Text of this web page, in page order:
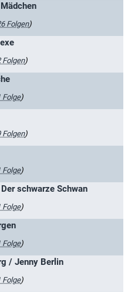
Folgen)
Folgen)
Folge)
Folgen)
Folge)
schwarze Schwan
Folge)
Folge)
/ Jenny Berlin
Folge)